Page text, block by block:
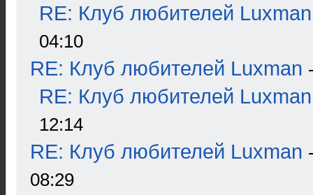
RE: Клуб любителей Luxman
04:10
RE: Клуб любителей Luxman
RE: Клуб любителей Luxman
12:14
RE: Клуб любителей Luxman
08:29